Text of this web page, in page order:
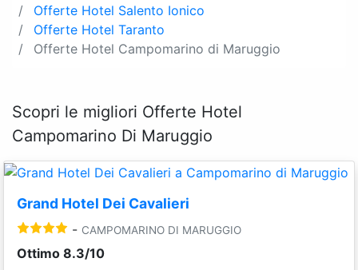
Offerte Hotel Salento Ionico
Offerte Hotel Taranto
Offerte Hotel Campomarino di Maruggio
Scopri le migliori Offerte Hotel
Campomarino Di Maruggio
Grand Hotel Dei Cavalieri
- CAMPOMARINO DI MARUGGIO
Ottimo 8.3/10